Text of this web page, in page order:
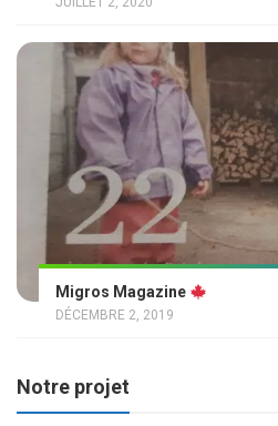
Migros Magazine
DÉCEMBRE 2, 2019
Notre projet